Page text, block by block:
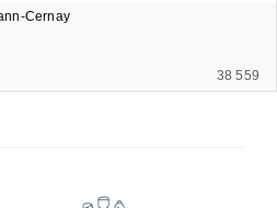
Cernay
38 559